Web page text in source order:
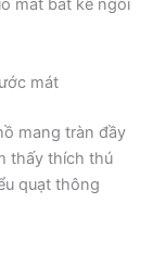
mát bất kể ngồi
mát
mang tràn đầy
thấy thích thú
quạt thông